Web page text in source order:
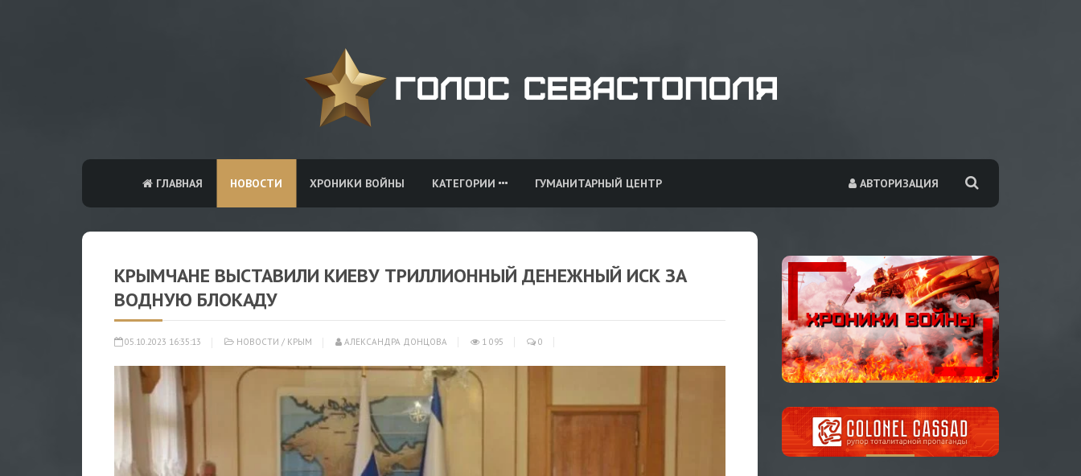
АВТОРИЗАЦИЯ
ГЛАВНАЯ НОВОСТИ ХРОНИКИ ВОЙНЫ КАТЕГОРИИ ГУМАНИТАРНЫЙ ЦЕНТР
КРЫМЧАНЕ ВЫСТАВИЛИ КИЕВУ ТРИЛЛИОННЫЙ ДЕНЕЖНЫЙ ИСК ЗА
ВОДНУЮ БЛОКАДУ
05.10.2023 16:35:13 НОВОСТИ / КРЫМ АЛЕКСАНДРА ДОНЦОВА 1 095 0